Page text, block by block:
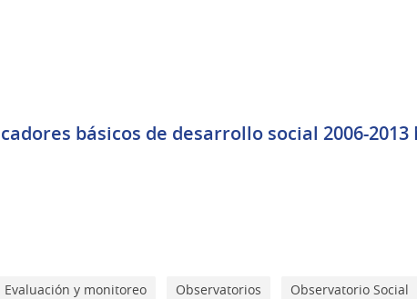
básicos de desarrollo social 2006-
Evaluación y monitoreo Observatorios Observatorio Social